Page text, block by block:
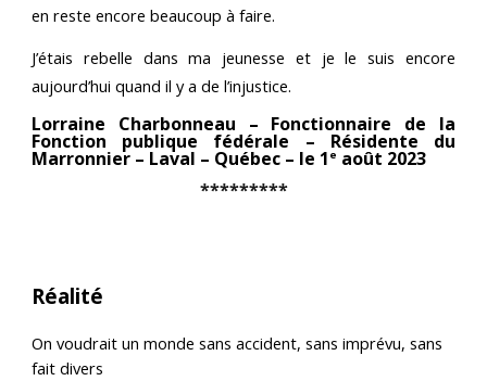
en reste encore beaucoup à faire.
J’étais rebelle dans ma jeunesse et je le suis encore
aujourd’hui quand il y a de l’injustice.
Lorraine Charbonneau – Fonctionnaire de la
Fonction publique fédérale – Résidente du
Marronnier – Laval – Québec – le 1 e août 2023
*********
Réalité
On voudrait un monde sans accident, sans imprévu, sans
fait divers